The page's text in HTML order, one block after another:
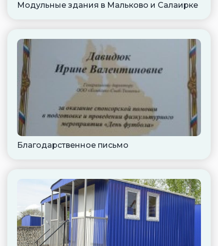
Модульные здания в Мальково и Салаирке
Благодарственное письмо